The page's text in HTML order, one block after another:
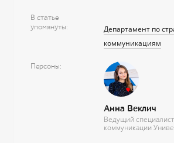
В статье
упомянуты
Департамент по
коммуникациям
Персоны
Анна Веклич
Ведущий
коммуникации